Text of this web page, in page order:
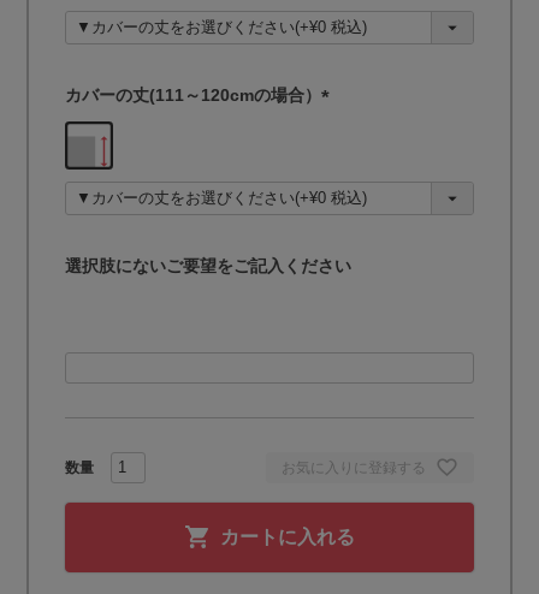
お気に入りに登録する
カートに入れる
須
)
カバーの丈(111～120cmの場合）
須
)
選択肢にないご要望をご記入ください